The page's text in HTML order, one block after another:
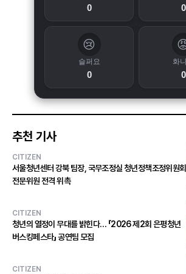
0 0
😢
슬퍼요
0
화
0
추천 기사
CITIZEN
서울청년센터 강북 팀장, 국무조정실 청년정책조정위원회
전문위원 전격 위촉
CITIZEN
청년의 열정이 무대를 밝힌다… 「2026 제2회 은평청년
버스킹페스타」 공연팀 모집
CITIZEN